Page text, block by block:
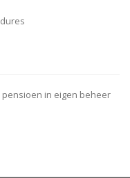
in eigen beheer